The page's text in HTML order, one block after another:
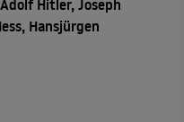
Hitler, Joseph
Hansjürgen